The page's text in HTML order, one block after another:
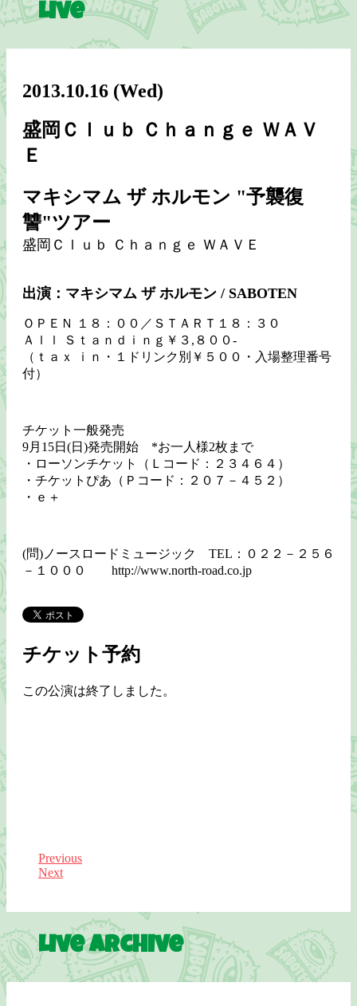
Live
2013.10.16 (Wed)
盛岡Ｃｌｕｂ Ｃｈａｎｇｅ ＷＡＶ
Ｅ
マキシマム ザ ホルモン "予襲復
讐"ツアー
盛岡Ｃｌｕｂ Ｃｈａｎｇｅ ＷＡＶＥ
出演：マキシマム ザ ホルモン / SABOTEN
ＯＰＥＮ １８：００／ＳＴＡＲＴ１８：３０
Ａｌｌ Ｓｔａｎｄｉｎｇ￥３,８００‐
（ｔａｘ ｉｎ・１ドリンク別￥５００・入場整理番号
付）
チケット一般発売
9月15日(日)発売開始 *お一人様2枚まで
・ローソンチケット（Ｌコード：２３４６４）
・チケットぴあ（Ｐコード：２０７－４５２）
・ｅ＋
(問)ノースロードミュージック TEL：０２２－２５６
－１０００ http://www.north-road.co.jp
チケット予約
この公演は終了しました。
Previous
Next
Live Archive